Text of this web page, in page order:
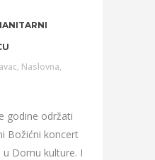
, Naslovna,
godine održati
Božićni koncert
u Domu kulture. I